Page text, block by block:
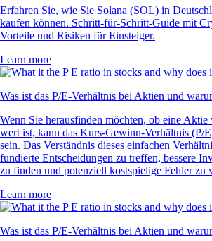
Erfahren Sie, wie Sie Solana (SOL) in
kaufen können. Schritt-für-Schritt-Guide mit
Vorteile und Risiken für Einsteiger.
Learn more
Was ist das P/E-Verhältnis bei Aktien und
Wenn Sie herausfinden möchten, ob eine
wert ist, kann das Kurs-Gewinn-Verhältnis (P/
sein. Das Verständnis dieses einfachen
fundierte Entscheidungen zu treffen, bessere
zu finden und potenziell kostspielige Fehler zu
Learn more
Was ist das P/E-Verhältnis bei Aktien und